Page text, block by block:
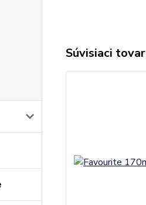
Súvisiaci tovar